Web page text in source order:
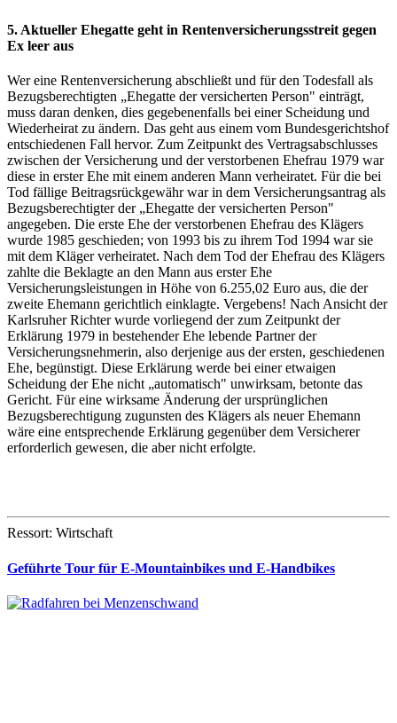
5. Aktueller Ehegatte geht in Rentenversicherungsstreit gegen
Ex leer aus
Wer eine Rentenversicherung abschließt und für den Todesfall als
Bezugsberechtigten „Ehegatte der versicherten Person" einträgt,
muss daran denken, dies gegebenenfalls bei einer Scheidung und
Wiederheirat zu ändern. Das geht aus einem vom Bundesgerichtshof
entschiedenen Fall hervor. Zum Zeitpunkt des Vertragsabschlusses
zwischen der Versicherung und der verstorbenen Ehefrau 1979 war
diese in erster Ehe mit einem anderen Mann verheiratet. Für die bei
Tod fällige Beitragsrückgewähr war in dem Versicherungsantrag als
Bezugsberechtigter der „Ehegatte der versicherten Person"
angegeben. Die erste Ehe der verstorbenen Ehefrau des Klägers
wurde 1985 geschieden; von 1993 bis zu ihrem Tod 1994 war sie
mit dem Kläger verheiratet. Nach dem Tod der Ehefrau des Klägers
zahlte die Beklagte an den Mann aus erster Ehe
Versicherungsleistungen in Höhe von 6.255,02 Euro aus, die der
zweite Ehemann gerichtlich einklagte. Vergebens! Nach Ansicht der
Karlsruher Richter wurde vorliegend der zum Zeitpunkt der
Erklärung 1979 in bestehender Ehe lebende Partner der
Versicherungsnehmerin, also derjenige aus der ersten, geschiedenen
Ehe, begünstigt. Diese Erklärung werde bei einer etwaigen
Scheidung der Ehe nicht „automatisch" unwirksam, betonte das
Gericht. Für eine wirksame Änderung der ursprünglichen
Bezugsberechtigung zugunsten des Klägers als neuer Ehemann
wäre eine entsprechende Erklärung gegenüber dem Versicherer
erforderlich gewesen, die aber nicht erfolgte.
Ressort: Wirtschaft
Geführte Tour für E-Mountainbikes und E-Handbikes